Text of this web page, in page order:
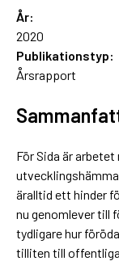
År:
2020
Publikationstyp:
Årsrapport
För Sida är
äralltid ett hinder
nu genomlever till
tydligare hur
tilliten till